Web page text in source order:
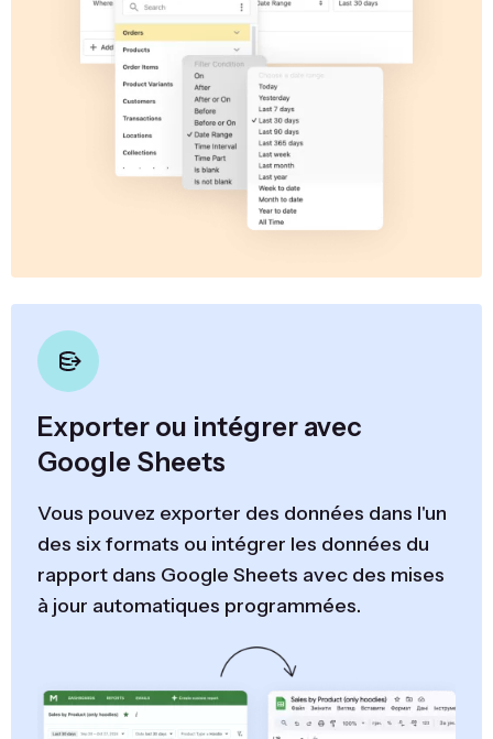
Exporter ou intégrer avec
Google Sheets
Vous pouvez exporter des données dans l'un
des six formats ou intégrer les données du
rapport dans Google Sheets avec des mises
à jour automatiques programmées.